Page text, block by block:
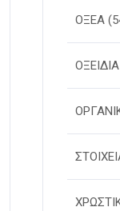
ΟΞΕΑ
ΟΞΕΙΔΙΑ